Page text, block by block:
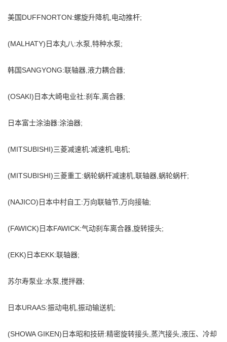
美国DUFFNORTON:螺旋升降机,电动推杆;
(MALHATY)日本丸八:水泵,特种水泵;
韩国SANGYONG:联轴器,液力耦合器;
(OSAKI)日本大崎电业社:刹车,离合器;
日本富士涂油器:涂油器;
(MITSUBISHI)三菱减速机:减速机,电机;
(MITSUBISHI)三菱重工:蜗轮蜗杆减速机,联轴器,蜗轮蜗杆;
(NAJICO)日本中村自工:万向联轴节,万向接轴;
(FAWICK)日本FAWICK:气动刹车离合器,旋转接头;
(EKK)日本EKK:联轴器;
苏尔寿泵业:水泵,搅拌器;
日本URAAS:振动电机,振动输送机;
(SHOWA GIKEN)日本昭和技研:精密旋转接头,蒸汽接头,液压、冷却